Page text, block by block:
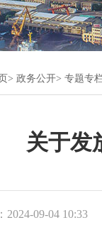
政务公开 专题专
关于发
2024-09-04 10:33